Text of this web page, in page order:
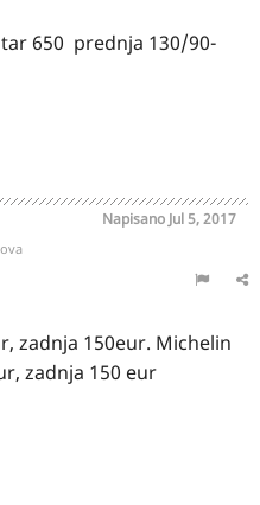
650 prednja 130/90-
Napisano Jul 5, 2017
zadnja 150eur. Michelin
zadnja 150 eur